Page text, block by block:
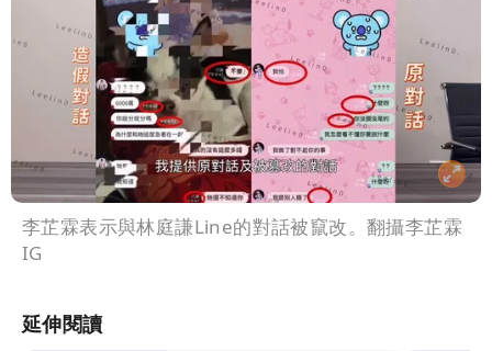
李芷霖表示與林庭謙Line的對話被竄改。翻攝李芷霖
IG
延伸閱讀